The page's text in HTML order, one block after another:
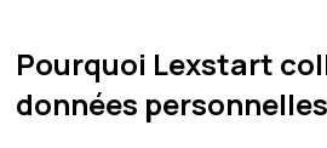
Pourquoi Lexstart
données